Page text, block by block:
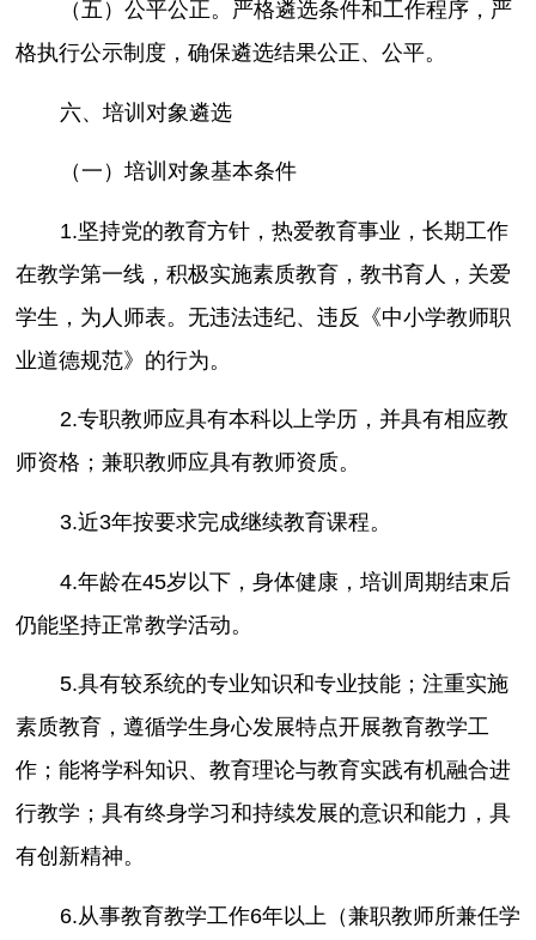
（五）公平公正。严格遴选条件和工作程序，严
格执行公示制度，确保遴选结果公正、公平。
六、培训对象遴选
（一）培训对象基本条件
1.坚持党的教育方针，热爱教育事业，长期工作
在教学第一线，积极实施素质教育，教书育人，关爱
学生，为人师表。无违法违纪、违反《中小学教师职
业道德规范》的行为。
2.专职教师应具有本科以上学历，并具有相应教
师资格；兼职教师应具有教师资质。
3.近3年按要求完成继续教育课程。
4.年龄在45岁以下，身体健康，培训周期结束后
仍能坚持正常教学活动。
5.具有较系统的专业知识和专业技能；注重实施
素质教育，遵循学生身心发展特点开展教育教学工
作；能将学科知识、教育理论与教育实践有机融合进
行教学；具有终身学习和持续发展的意识和能力，具
有创新精神。
6.从事教育教学工作6年以上（兼职教师所兼任学